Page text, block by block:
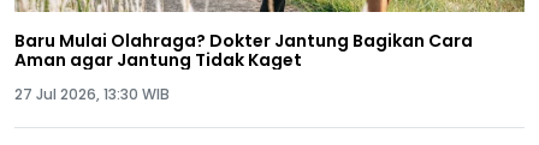
Baru Mulai Olahraga? Dokter Jantung Bagikan Cara
Aman agar Jantung Tidak Kaget
27 Jul 2026, 13:30 WIB